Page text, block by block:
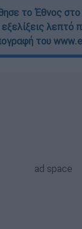
το Έθνος
εξελίξεις λεπτό
του